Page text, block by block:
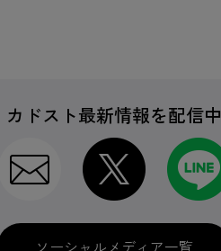
カドスト最新情報を配信中